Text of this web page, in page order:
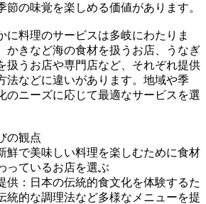
節の味覚を楽しめる価値があります。
に料理のサービスは多岐にわたりま
かきなど海の食材を扱うお店、うなぎ
扱うお店や専門店など、それぞれ提供
法などに違いがあります。地域や季
のニーズに応じて最適なサービスを選
の観点
鮮で美味しい料理を楽しむために食材
っているお店を選ぶ
供：日本の伝統的食文化を体験するた
統的な調理法など多様なメニューを提